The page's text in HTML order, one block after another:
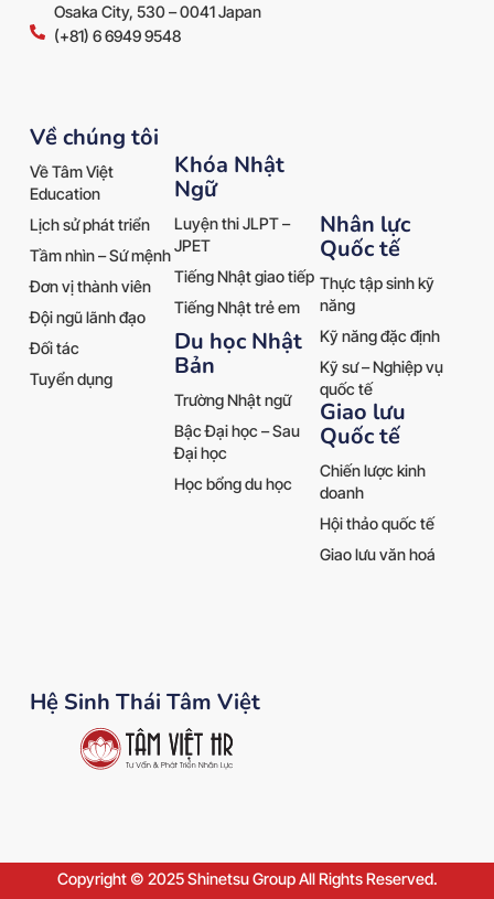
Osaka City, 530 – 0041 Japan
(+81) 6 6949 9548
Về chúng tôi
Về Tâm Việt
Education
Lịch sử phát triển
Tầm nhìn – Sứ mệnh
Đơn vị thành viên
Đội ngũ lãnh đạo
Đối tác
Tuyển dụng
Khóa Nhật
Ngữ
Luyện thi JLPT –
JPET
Tiếng Nhật giao tiếp
Tiếng Nhật trẻ em
Du học Nhật
Bản
Trường Nhật ngữ
Bậc Đại học – Sau
Đại học
Học bổng du học
Nhân lực
Quốc tế
Thực tập sinh kỹ
năng
Kỹ năng đặc định
Kỹ sư – Nghiệp vụ
quốc tế
Giao lưu
Quốc tế
Chiến lược kinh
doanh
Hội thảo quốc tế
Giao lưu văn hoá
Hệ Sinh Thái Tâm Việt
Copyright © 2025 Shinetsu Group All Rights Reserved.